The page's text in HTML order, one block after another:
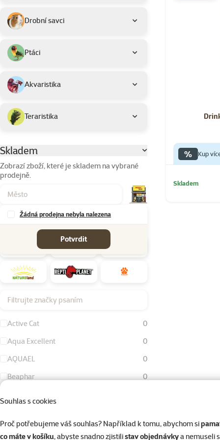
Souhlas s cookies
Proč potřebujeme váš souhlas? Například k tomu, abychom si
co máte v košíku, abyste snadno zjistilistav objednávkya nemuseli
Drobní savci
Ptáci
Akvaristika
Teraristika
Parametrický filtr
Skladem
Zobrazí zboží, které je skladem na vybrané
prodejně.
Žádná prodejna nebyla nalezena
Potvrdit
Filtrujte značky psaním
Active Cat
0
Aqua Excellent
0
AQUAEL
0
Beaphar
0
Eheim
% Kup
Skladem